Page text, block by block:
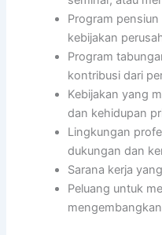
Program
kebijakan
Program
kontribusi dari
Kebijakan yang
dan kehidupan
Lingkungan
dukungan dan
Sarana kerja
Peluang untuk